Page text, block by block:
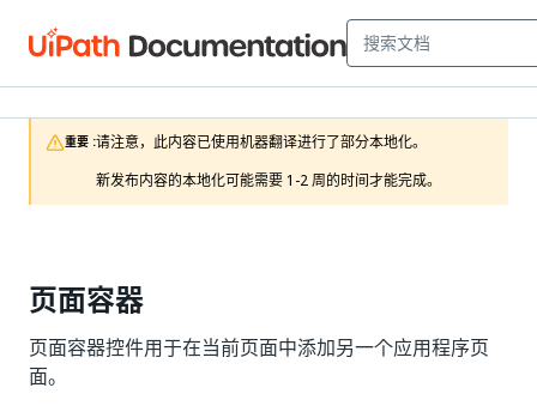
重要 :请注意，此内容已使用机器翻译进行了部分本地化。
新发布内容的本地化可能需要 1-2 周的时间才能完成。
页面容器
页面容器控件用于在当前页面中添加另一个应用程序页
面。